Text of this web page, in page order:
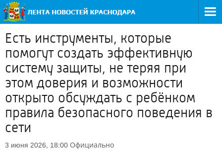
Есть инструменты, которые
помогут создать эффективную
систему защиты, не теряя при
этом доверия и возможности
открыто обсуждать с ребёнком
правила безопасного поведения в
сети
3 июня 2026, 18:00 Официально